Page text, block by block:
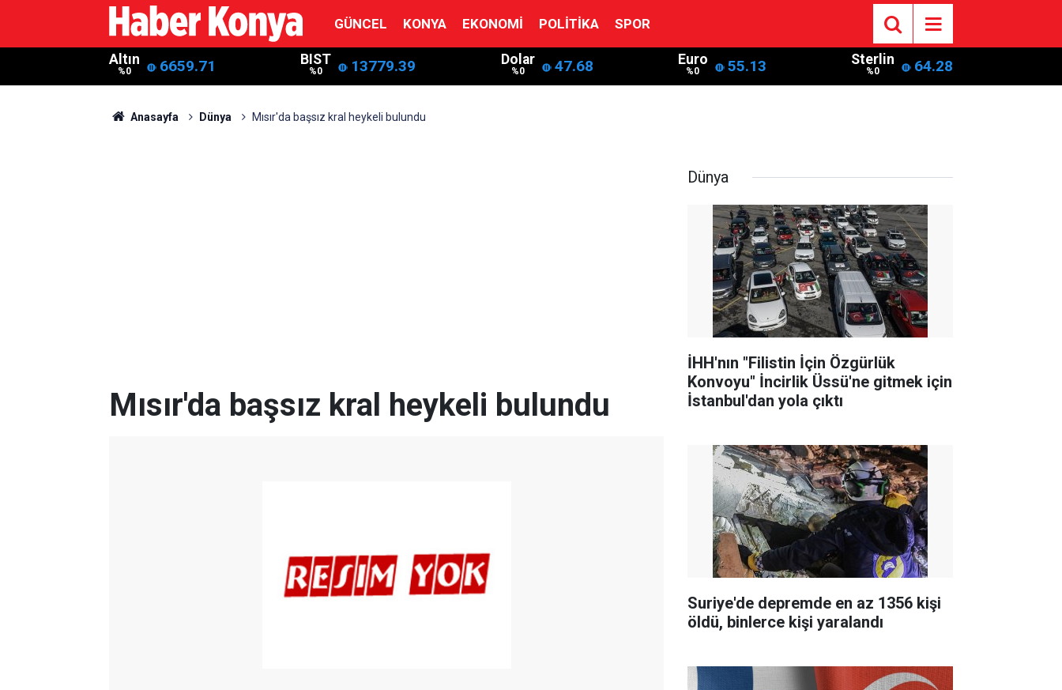
GÜNCEL KONYA EKONOMI POLITIKA SPOR
Altın
%0 6659.71 BIST
%0 13779.39 Dolar
%0 47.68 Euro
%0 55.13 Sterlin
%0 64.28
Anasayfa Dünya Mısır'da başsız kral heykeli bulundu
Mısır'da başsız kral heykeli bulundu
Dünya
İHH'nın "Filistin İçin Özgürlük
Konvoyu" İncirlik Üssü'ne gitmek için
İstanbul'dan yola çıktı
Suriye'de depremde en az 1356 kişi
öldü, binlerce kişi yaralandı